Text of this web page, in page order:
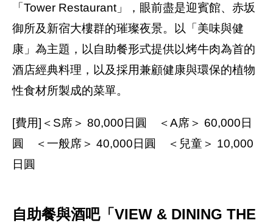
「Tower Restaurant」，眼前盡是迎賓館、赤坂
御所及新宿大樓群的璀璨夜景。以「美味與健
康」為主題，以自助餐形式提供以烤牛肉為首的
酒店經典料理，以及採用兼顧健康與環保的植物
性食材所製成的菜單。
[費用]＜S席＞ 80,000日圓 ＜A席＞ 60,000日
圓 ＜一般席＞ 40,000日圓 ＜兒童＞ 10,000
日圓
自助餐與酒吧「VIEW & DINING THE